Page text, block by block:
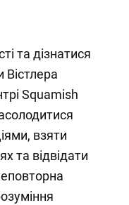
та дізнатися
Вістлера
Squamish
взяти
та відвідати